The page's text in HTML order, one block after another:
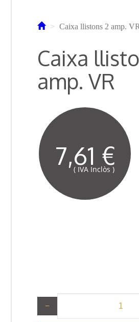
Caixa llistons 2 amp. VR
Caixa
amp. VR
7,61 €
( IVA Inclòs )
−